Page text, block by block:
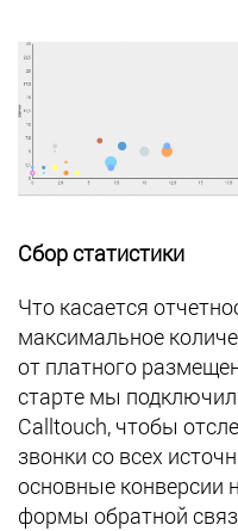
Сбор статистики
Что касается
максимальное
от платного
старте мы
Calltouch, чтобы
звонки со всех
основные конверсии
формы обратной